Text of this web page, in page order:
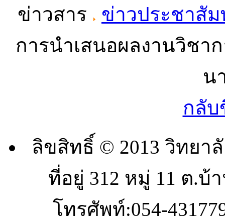
ข่าวสาร
ข่าวประชาสั
การนำเสนอผลงานวิชา
น
กลั
ลิขสิทธิ์ © 2013 วิทยา
ที่อยู่ 312 หมู่ 11 ต.บ้
โทรศัพท์:054-